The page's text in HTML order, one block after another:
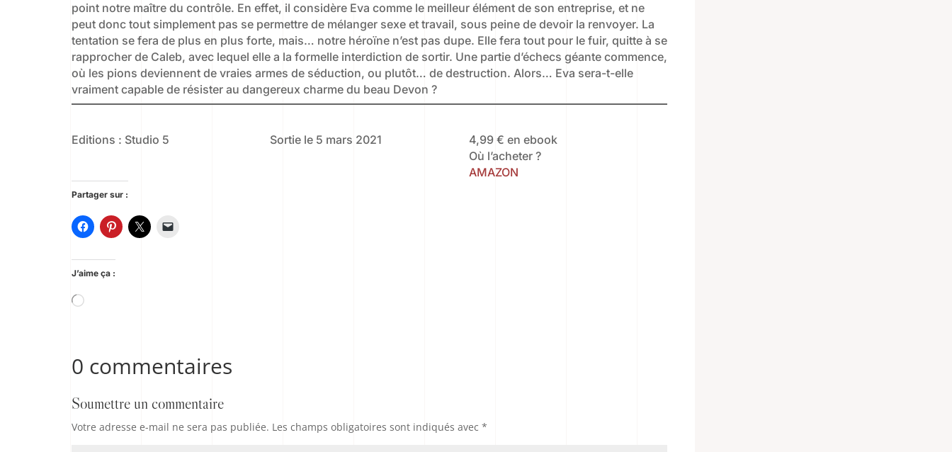
point notre maître du contrôle. En effet, il considère Eva comme le meilleur élément de son entreprise, et ne
peut donc tout simplement pas se permettre de mélanger sexe et travail, sous peine de devoir la renvoyer. La
tentation se fera de plus en plus forte, mais… notre héroïne n’est pas dupe. Elle fera tout pour le fuir, quitte à se
rapprocher de Caleb, avec lequel elle a la formelle interdiction de sortir. Une partie d’échecs géante commence,
où les pions deviennent de vraies armes de séduction, ou plutôt… de destruction. Alors… Eva sera-t-elle
vraiment capable de résister au dangereux charme du beau Devon ?
Editions : Studio 5 Sortie le 5 mars 2021
4,99 € en ebook
Où l’acheter ?
AMAZON
Partager sur :
J’aime ça :
Chargement…
0 commentaires
Soumettre un commentaire
Votre adresse e-mail ne sera pas publiée. Les champs obligatoires sont indiqués avec *